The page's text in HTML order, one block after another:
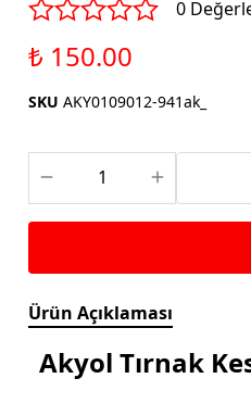
Aparatları
0
₺ 150.00
SKU AKY0109012-941ak_
Ürün Açıklaması
Akyol Tırnak